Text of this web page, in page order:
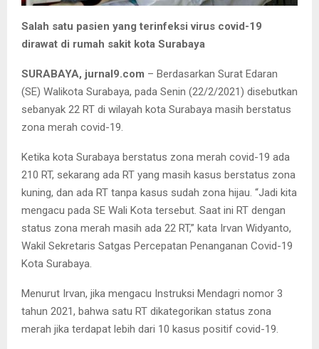
Salah satu pasien yang terinfeksi virus covid-19
dirawat di rumah sakit kota Surabaya
SURABAYA, jurnal9.com – Berdasarkan Surat Edaran
(SE) Walikota Surabaya, pada Senin (22/2/2021) disebutkan
sebanyak 22 RT di wilayah kota Surabaya masih berstatus
zona merah covid-19.
Ketika kota Surabaya berstatus zona merah covid-19 ada
210 RT, sekarang ada RT yang masih kasus berstatus zona
kuning, dan ada RT tanpa kasus sudah zona hijau. “Jadi kita
mengacu pada SE Wali Kota tersebut. Saat ini RT dengan
status zona merah masih ada 22 RT,” kata Irvan Widyanto,
Wakil Sekretaris Satgas Percepatan Penanganan Covid-19
Kota Surabaya.
Menurut Irvan, jika mengacu Instruksi Mendagri nomor 3
tahun 2021, bahwa satu RT dikategorikan status zona
merah jika terdapat lebih dari 10 kasus positif covid-19.